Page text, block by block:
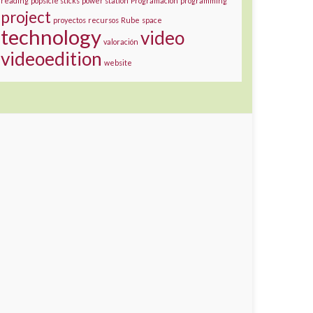
project proyectos recursos Rube space
technology valoración video
videoedition website